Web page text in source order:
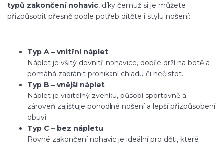
typů zakončení nohavic, díky čemuž si je můžete
přizpůsobit přesně podle potřeb dítěte i stylu nošení:
Typ A – vnitřní náplet
Náplet je všitý dovnitř nohavice, dobře drží na botě a
pomáhá zabránit pronikání chladu či nečistot.
Typ B – vnější náplet
Náplet je viditelný zvenku, působí sportovně a
zároveň zajišťuje pohodlné nošení a lepší přizpůsobení
obuvi.
Typ C – bez nápletu
Rovné zakončení nohavic je ideální pro děti, které